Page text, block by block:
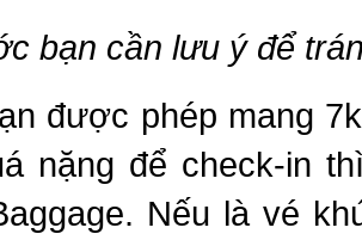
bạn cần lưu ý để
được phép mang
nặng để check-in
Nếu là vé